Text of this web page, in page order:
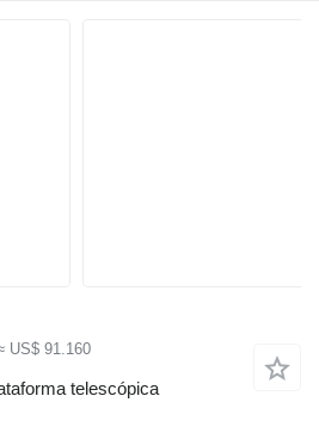
US$ 91.160
telescópica